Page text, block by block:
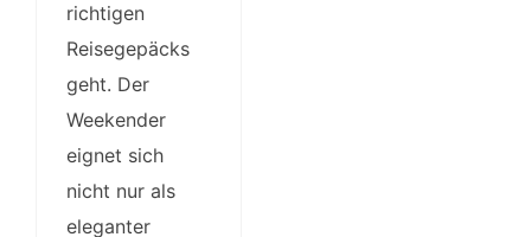
richtigen
Reisegepäcks
geht. Der
Weekender
eignet sich
nicht nur als
eleganter